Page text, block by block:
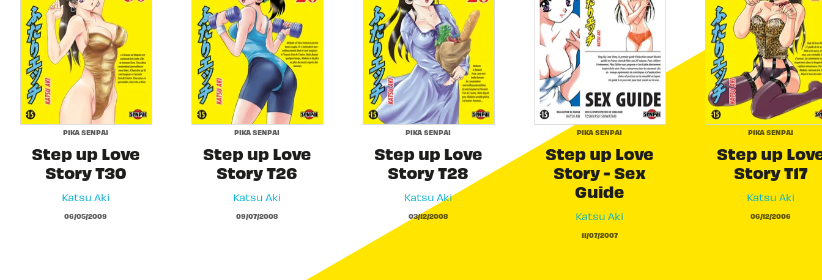
PIKA SENPAI
Step up Love
Story T30
Katsu Aki
06/05/2009
PIKA SENPAI
Step up Love
Story T26
Katsu Aki
09/07/2008
PIKA SENPAI
Step up Love
Story T28
Katsu Aki
03/12/2008
PIKA SENPAI
Step up Love
Story - Sex
Guide
Katsu Aki
11/07/2007
PIKA SENPAI
Step up
Story T17
Katsu Aki
06/12/2006